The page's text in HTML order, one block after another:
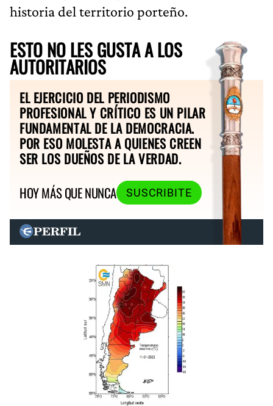
historia del territorio porteño.
ESTO NO LES GUSTA A LOS
AUTORITARIOS
EL EJERCICIO DEL PERIODISMO
PROFESIONAL Y CRÍTICO ES UN PILAR
FUNDAMENTAL DE LA DEMOCRACIA.
POR ESO MOLESTA A QUIENES CREEN
SER LOS DUEÑOS DE LA VERDAD.
HOY MÁS QUE NUNCA
SUSCRIBITE